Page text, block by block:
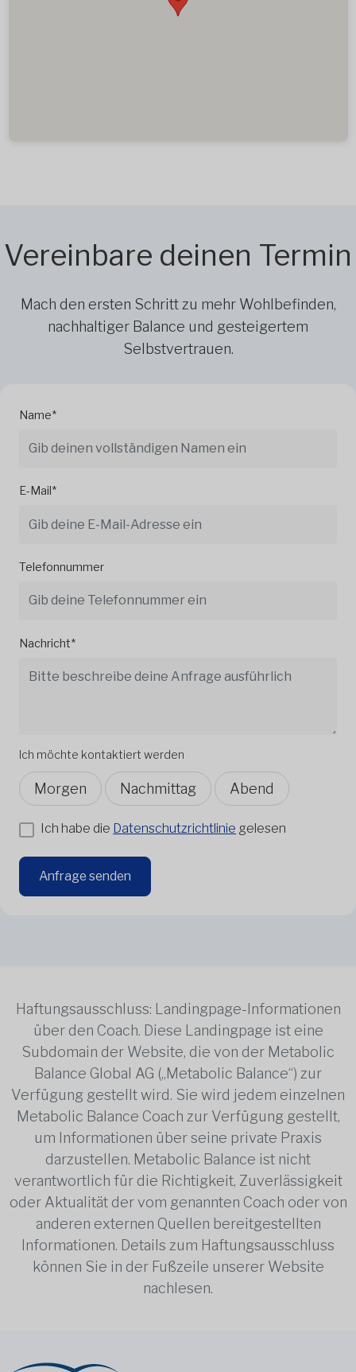
Vereinbare deinen Termin
Mach den ersten Schritt zu mehr Wohlbefinden,
nachhaltiger Balance und gesteigertem
Selbstvertrauen.
Name*
E-Mail*
Telefonnummer
Nachricht*
Ich möchte kontaktiert werden
Morgen Nachmittag Abend
Ich habe die Datenschutzrichtlinie gelesen
Anfrage senden
Haftungsausschluss: Landingpage-Informationen
über den Coach. Diese Landingpage ist eine
Subdomain der Website, die von der Metabolic
Balance Global AG („Metabolic Balance“) zur
Verfügung gestellt wird. Sie wird jedem einzelnen
Metabolic Balance Coach zur Verfügung gestellt,
um Informationen über seine private Praxis
darzustellen. Metabolic Balance ist nicht
verantwortlich für die Richtigkeit, Zuverlässigkeit
oder Aktualität der vom genannten Coach oder von
anderen externen Quellen bereitgestellten
Informationen. Details zum Haftungsausschluss
können Sie in der Fußzeile unserer Website
nachlesen.